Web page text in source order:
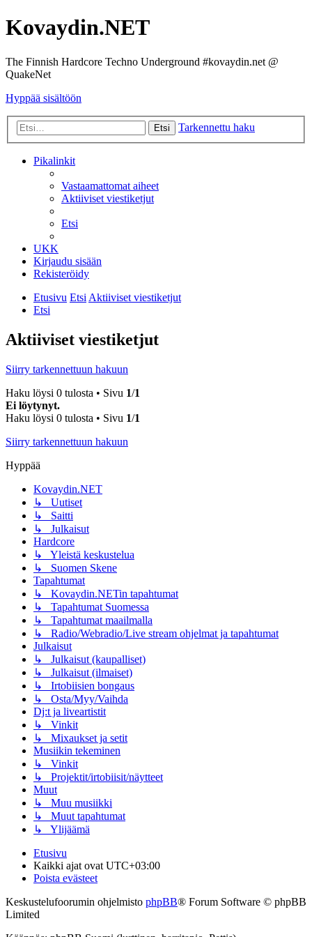
Kovaydin.NET
The Finnish Hardcore Techno Underground #kovaydin.net @
QuakeNet
Hyppää sisältöön
Etsi Tarkennettu haku
Pikalinkit
Vastaamattomat aiheet
Aktiiviset viestiketjut
Etsi
UKK
Kirjaudu sisään
Rekisteröidy
Etusivu EtsiAktiiviset viestiketjut
Etsi
Aktiiviset viestiketjut
Siirry tarkennettuun hakuun
Haku löysi 0 tulosta • Sivu 1/1
Ei löytynyt.
Haku löysi 0 tulosta • Sivu 1/1
Siirry tarkennettuun hakuun
Hyppää
Kovaydin.NET
↳ Uutiset
↳ Saitti
↳ Julkaisut
Hardcore
↳ Yleistä keskustelua
↳ Suomen Skene
Tapahtumat
↳ Kovaydin.NETin tapahtumat
↳ Tapahtumat Suomessa
↳ Tapahtumat maailmalla
↳ Radio/Webradio/Live stream ohjelmat ja tapahtumat
Julkaisut
↳ Julkaisut (kaupalliset)
↳ Julkaisut (ilmaiset)
↳ Irtobiisien bongaus
↳ Osta/Myy/Vaihda
Dj:t ja liveartistit
↳ Vinkit
↳ Mixaukset ja setit
Musiikin tekeminen
↳ Vinkit
↳ Projektit/irtobiisit/näytteet
Muut
↳ Muu musiikki
↳ Muut tapahtumat
↳ Ylijäämä
Etusivu
Kaikki ajat ovat UTC+03:00
Poista evästeet
Keskustelufoorumin ohjelmisto phpBB® Forum Software © phpBB
Limited